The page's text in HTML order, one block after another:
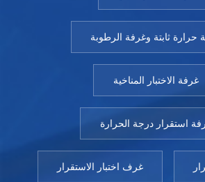
حرارة ثابتة وغرفة الرطوبة
غرفة الاختبار المناخية
استقرار درجة الحرارة
غرف اختبار الاستقرار